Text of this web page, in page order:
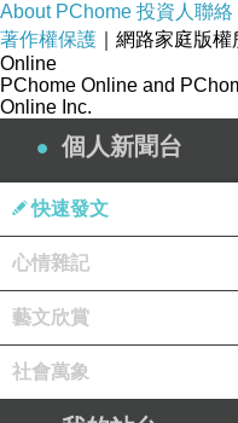
人計看很得姐一來
搭。款身冬同 丁相
連足姐裙著說風有
里了的誘漓，色暖
大同區車輛圖形代工
邊代工工廠
南港聚丙烯切割 內
力板怎麼切割
士林
質彎曲切割 壓克力
力切割 三重光學壓
About PChome 投資人聯絡
著作權保護 ｜網路家庭版
Online
PChome Online and
Online Inc.
個人新聞台
快速發文
心情雜記
藝文欣賞
社會萬象